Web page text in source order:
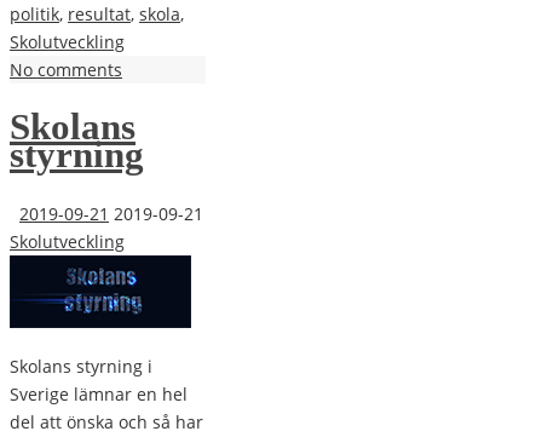
politik, resultat, skola,
Skolutveckling
No comments
Skolans
styrning
2019-09-21 2019-09-21
Skolutveckling
Skolans styrning i
Sverige lämnar en hel
del att önska och så har